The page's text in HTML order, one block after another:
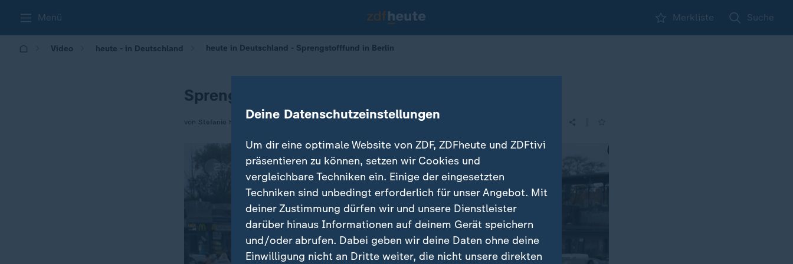
Menü Merkliste Suche
Video heute - in Deutschland heute in Deutschland - Sprengstofffund in Berlin
Sprengstofffund in Berlin
von Stefanie Hayn Deine Datenschutzeinstellungen
Um dir eine optimale Website von ZDF, ZDFheute und ZDFtivi
präsentieren zu können, setzen wir Cookies und
vergleichbare Techniken ein. Einige der eingesetzten
Techniken sind unbedingt erforderlich für unser Angebot. Mit
deiner Zustimmung dürfen wir und unsere Dienstleister
darüber hinaus Informationen auf deinem Gerät speichern
und/oder abrufen. Dabei geben wir deine Daten ohne deine
Einwilligung nicht an Dritte weiter, die nicht unsere direkten